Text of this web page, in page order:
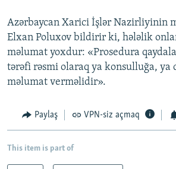
Azərbaycan Xarici İşlər Nazirliyinin
Elxan Poluxov bildirir ki, hələlik
məlumat yoxdur: «Prosedura
tərəfi rəsmi olaraq ya konsulluğa, ya
məlumat verməlidir».
Paylaş VPN-siz açmaq
This item is part of